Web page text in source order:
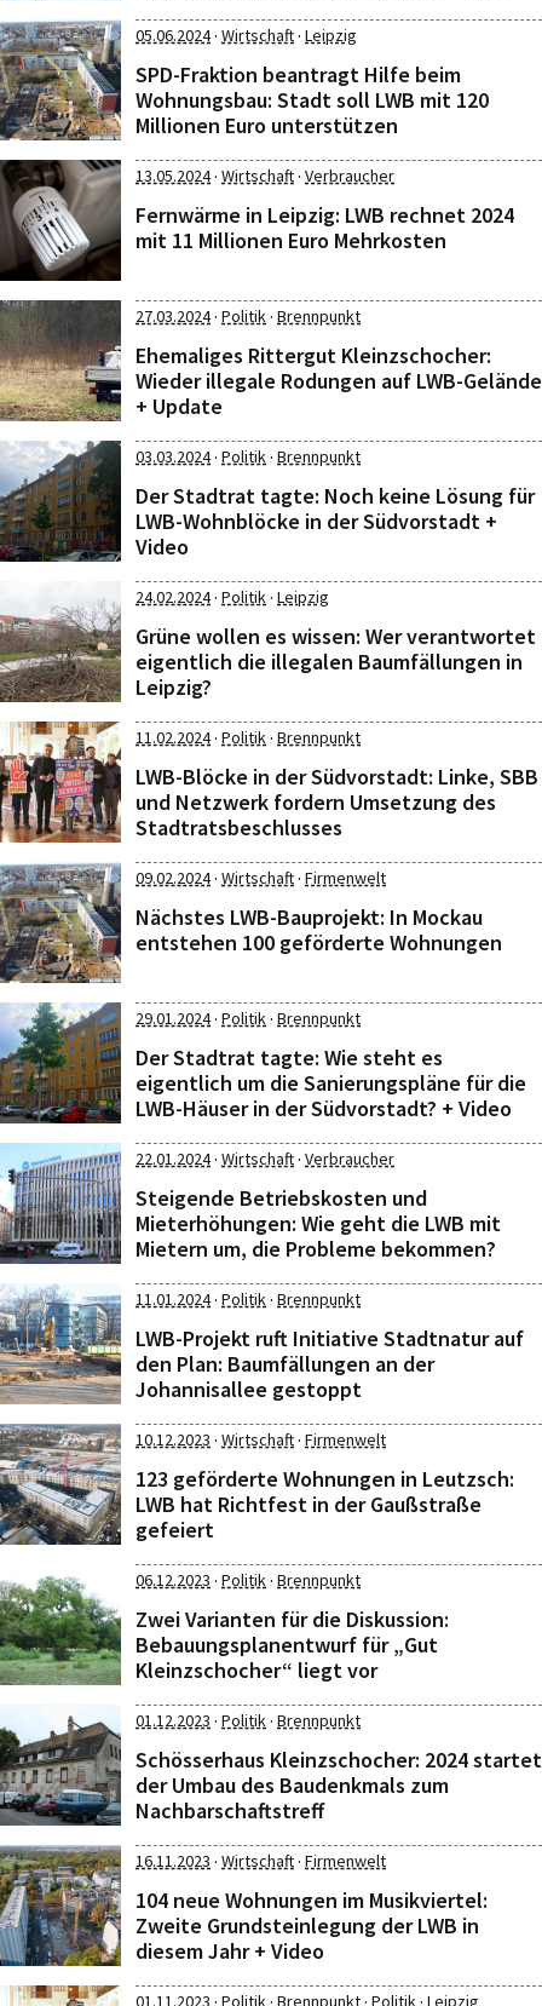
05.06.2024· Wirtschaft· Leipzig
SPD-Fraktion beantragt Hilfe beim
Wohnungsbau: Stadt soll LWB mit 120
Millionen Euro unterstützen
13.05.2024· Wirtschaft· Verbraucher
Fernwärme in Leipzig: LWB rechnet 2024
mit 11 Millionen Euro Mehrkosten
27.03.2024· Politik· Brennpunkt
Ehemaliges Rittergut Kleinzschocher:
Wieder illegale Rodungen auf LWB-Gelände
+ Update
03.03.2024· Politik· Brennpunkt
Der Stadtrat tagte: Noch keine Lösung für
LWB-Wohnblöcke in der Südvorstadt +
Video
24.02.2024· Politik· Leipzig
Grüne wollen es wissen: Wer verantwortet
eigentlich die illegalen Baumfällungen in
Leipzig?
11.02.2024· Politik· Brennpunkt
LWB-Blöcke in der Südvorstadt: Linke, SBB
und Netzwerk fordern Umsetzung des
Stadtratsbeschlusses
09.02.2024· Wirtschaft· Firmenwelt
Nächstes LWB-Bauprojekt: In Mockau
entstehen 100 geförderte Wohnungen
29.01.2024· Politik· Brennpunkt
Der Stadtrat tagte: Wie steht es
eigentlich um die Sanierungspläne für die
LWB-Häuser in der Südvorstadt? + Video
22.01.2024· Wirtschaft· Verbraucher
Steigende Betriebskosten und
Mieterhöhungen: Wie geht die LWB mit
Mietern um, die Probleme bekommen?
11.01.2024· Politik· Brennpunkt
LWB-Projekt ruft Initiative Stadtnatur auf
den Plan: Baumfällungen an der
Johannisallee gestoppt
10.12.2023 · Wirtschaft· Firmenwelt
123 geförderte Wohnungen in Leutzsch:
LWB hat Richtfest in der Gaußstraße
gefeiert
06.12.2023 · Politik· Brennpunkt
Zwei Varianten für die Diskussion:
Bebauungsplanentwurf für „Gut
Kleinzschocher“ liegt vor
01.12.2023 · Politik· Brennpunkt
Schösserhaus Kleinzschocher: 2024 startet
der Umbau des Baudenkmals zum
Nachbarschaftstreff
16.11.2023 · Wirtschaft· Firmenwelt
104 neue Wohnungen im Musikviertel:
Zweite Grundsteinlegung der LWB in
diesem Jahr + Video
01.11.2023 · Politik · Brennpunkt· Politik · Leipzig